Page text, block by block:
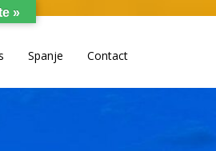
Spanje Contact
»